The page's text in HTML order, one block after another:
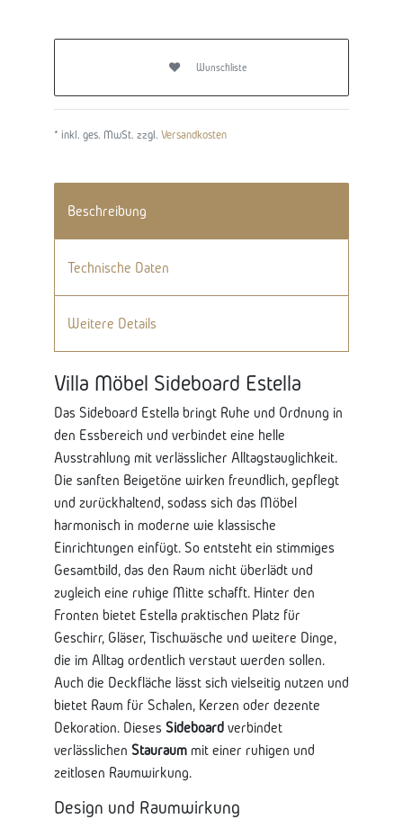
Wunschliste
* inkl. ges. MwSt. zzgl. Versandkosten
Beschreibung
Technische Daten
Weitere Details
Villa Möbel Sideboard Estella
Das Sideboard Estella bringt Ruhe und Ordnung in
den Essbereich und verbindet eine helle
Ausstrahlung mit verlässlicher Alltagstauglichkeit.
Die sanften Beigetöne wirken freundlich, gepflegt
und zurückhaltend, sodass sich das Möbel
harmonisch in moderne wie klassische
Einrichtungen einfügt. So entsteht ein stimmiges
Gesamtbild, das den Raum nicht überlädt und
zugleich eine ruhige Mitte schafft. Hinter den
Fronten bietet Estella praktischen Platz für
Geschirr, Gläser, Tischwäsche und weitere Dinge,
die im Alltag ordentlich verstaut werden sollen.
Auch die Deckfläche lässt sich vielseitig nutzen und
bietet Raum für Schalen, Kerzen oder dezente
Dekoration. Dieses Sideboardverbindet
verlässlichen Stauraummit einer ruhigen und
zeitlosen Raumwirkung.
Design und Raumwirkung